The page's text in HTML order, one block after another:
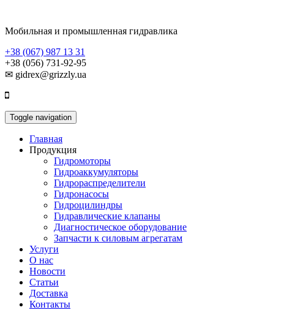
Мобильная и промышленная гидравлика
+38 (067) 987 13 31
+38 (056) 731-92-95
✉ gidrex@grizzly.ua
Toggle navigation
Главная
Продукция
Гидромоторы
Гидроаккумуляторы
Гидрораспределители
Гидронасосы
Гидроцилиндры
Гидравлические клапаны
Диагностическое оборудование
Запчасти к силовым агрегатам
Услуги
О нас
Новости
Статьи
Доставка
Контакты